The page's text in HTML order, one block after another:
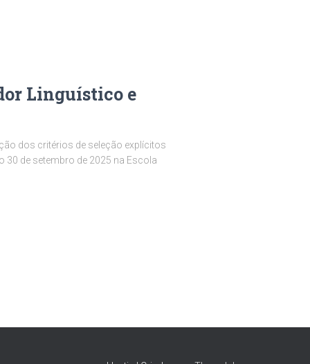
Linguístico e
dos critérios de seleção explícitos
30 de setembro de 2025 na Escola